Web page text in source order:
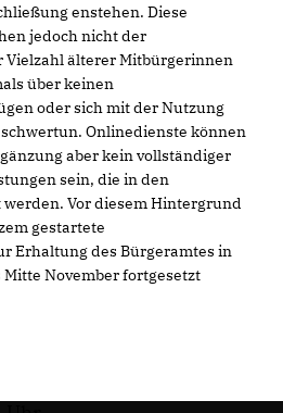
enstehen. Diese
jedoch nicht der
älterer Mitbürgerinnen
über keinen
oder sich mit der Nutzung
Onlinedienste können
aber kein vollständiger
sein, die in den
Vor diesem Hintergrund
gestartete
Erhaltung des Bürgeramtes in
November fortgesetzt